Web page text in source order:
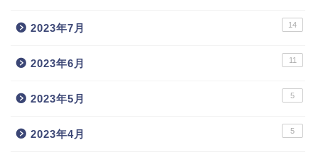
2023年7月 14
2023年6月 11
2023年5月 5
2023年4月 5